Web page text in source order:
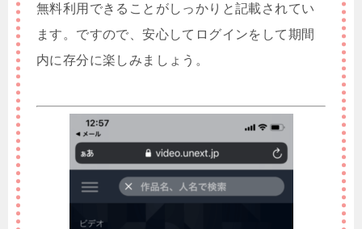
無料利用できることがしっかりと記載されてい
ます。ですので、安心してログインをして期間
内に存分に楽しみましょう。